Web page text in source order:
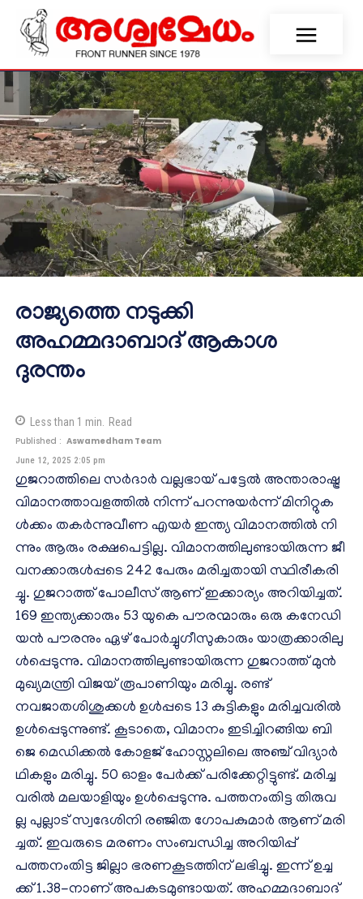
രാജ്യത്തെ നടുക്കി
അഹമ്മദാബാദ് ആകാശ
ദുരന്തം
Less than 1 min. Read
Published : Aswamedham Team
June 12, 2025 2:05 pm
ഗു​ജ​റാ​ത്തി​ലെ സ​ർ​ദാ​ർ വ​ല്ല​ഭാ​യ് പ​ട്ടേ​ൽ അ​ന്താ​രാ​ഷ്ട്ര
വി​മാ​ന​ത്താ​വ​ള​ത്തി​ൽ നി​ന്ന് പ​റ​ന്നു​യ​ർ​ന്ന് മി​നി​റ്റു​ക​
ൾ​ക്കം ത​ക​ർ​ന്നു​വീ​ണ എ​യ​ർ ​ഇ​ന്ത്യ വി​മാ​ന​ത്തി​ൽ നി​
ന്നും ആ​രും ര​ക്ഷ​പെ​ട്ടി​ല്ല. വി​മാ​ന​ത്തി​ലു​ണ്ടാ​യി​രു​ന്ന ജീ​
വ​ന​ക്കാ​രു​ൾ​പ്പ​ടെ 242 പേ​രും മ​രി​ച്ച​താ​യി സ്ഥി​രീ​ക​രി​
ച്ചു. ഗു​ജ​റാ​ത്ത് പോ​ലീ​സ് ആ​ണ് ഇ​ക്കാ​ര്യം അ​റി​യി​ച്ച​ത്.
169 ഇ​ന്ത്യ​ക്കാ​രും 53 യു​കെ പൗ​ര​ന്മാ​രും ഒ​രു ക​നേ​ഡി​
യ​ന്‍ പൗ​ര​നും ഏ​ഴ് പോ​ര്‍​ച്ചു​ഗീ​സു​കാ​രും യാ​ത്ര​ക്കാ​രി​ലു​
ള്‍​പ്പെ​ടു​ന്നു. വി​മാ​ന​ത്തി​ലു​ണ്ടാ​യി​രു​ന്ന ഗു​ജ​റാ​ത്ത് മു​ൻ
മു​ഖ്യ​മ​ന്ത്രി വി​ജ​യ് രൂ​പാ​ണി​യും മ​രി​ച്ചു. രണ്ട്
നവജാതശിശുക്കൾ ഉൾപ്പടെ 13 കുട്ടികളും മരിച്ചവരിൽ
ഉൾപ്പെടുന്നുണ്ട്. കൂ​ടാ​തെ, വി​മാ​നം ഇ​ടി​ച്ചി​റ​ങ്ങി​യ ബി​
ജെ മെ​ഡി​ക്ക​ൽ കോ​ള​ജ് ഹോ​സ്റ്റ​ലി​ലെ അ​ഞ്ച് വി​ദ്യാ​ർ​
ഥി​ക​ളും മ​രി​ച്ചു. 50 ഓ​ളം പേ​ർ​ക്ക് പ​രി​ക്കേ​റ്റി​ട്ടു​ണ്ട്. മ​രി​ച്ച​
വ​രി​ൽ മ​ല​യാ​ളി​യും ഉ​ൾ​പ്പെ​ടു​ന്നു. പ​ത്ത​നം​തി​ട്ട തി​രു​വ​
ല്ല പു​ല്ലാ​ട് സ്വ​ദേ​ശി​നി ര​ഞ്ജി​ത ഗോ​പ​കു​മാ​ർ ആ​ണ് മ​രി​
ച്ച​ത്. ഇവരുടെ മരണം സംബന്ധിച്ച അറിയിപ്പ്
പത്തനംതിട്ട ജില്ലാ ഭരണകൂടത്തിന് ലഭിച്ചു. ഇ​ന്ന് ഉ​ച്ച​
ക്ക് 1.38-നാ​ണ് അ​പ​ക​ട​മു​ണ്ടാ​യ​ത്. അ​ഹ​മ്മ​ദാ​ബാ​ദ്